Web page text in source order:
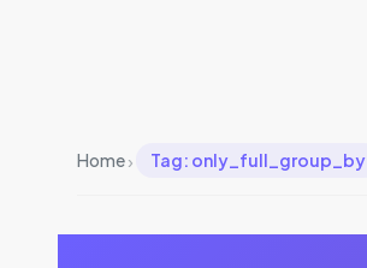
Home› Tag: only_full_group_by